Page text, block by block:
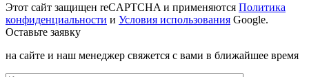
Этот сайт защищен reCAPTCHA и применяются Политика
конфиденциальности и Условия использования Google.
Оставьте заявку
на сайте и наш менеджер свяжется с вами в ближайшее время